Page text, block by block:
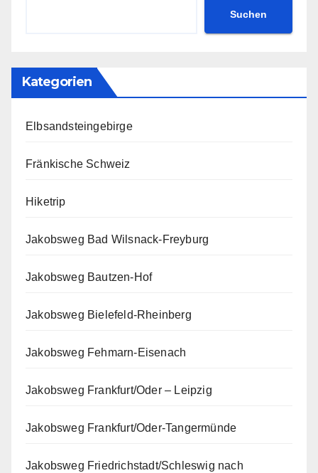
Suchen
Kategorien
Elbsandsteingebirge
Fränkische Schweiz
Hiketrip
Jakobsweg Bad Wilsnack-Freyburg
Jakobsweg Bautzen-Hof
Jakobsweg Bielefeld-Rheinberg
Jakobsweg Fehmarn-Eisenach
Jakobsweg Frankfurt/Oder – Leipzig
Jakobsweg Frankfurt/Oder-Tangermünde
Jakobsweg Friedrichstadt/Schleswig nach